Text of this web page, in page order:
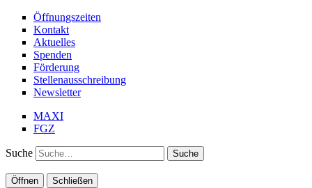
Öffnungszeiten
Kontakt
Aktuelles
Spenden
Förderung
Stellenausschreibung
Newsletter
MAXI
FGZ
Suche
Öffnen Schließen